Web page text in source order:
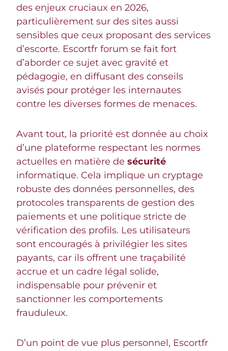
des enjeux cruciaux en 2026,
particulièrement sur des sites aussi
sensibles que ceux proposant des services
d’escorte. Escortfr forum se fait fort
d’aborder ce sujet avec gravité et
pédagogie, en diffusant des conseils
avisés pour protéger les internautes
contre les diverses formes de menaces.
Avant tout, la priorité est donnée au choix
d’une plateforme respectant les normes
actuelles en matière de sécurité
informatique. Cela implique un cryptage
robuste des données personnelles, des
protocoles transparents de gestion des
paiements et une politique stricte de
vérification des profils. Les utilisateurs
sont encouragés à privilégier les sites
payants, car ils offrent une traçabilité
accrue et un cadre légal solide,
indispensable pour prévenir et
sanctionner les comportements
frauduleux.
D’un point de vue plus personnel, Escortfr